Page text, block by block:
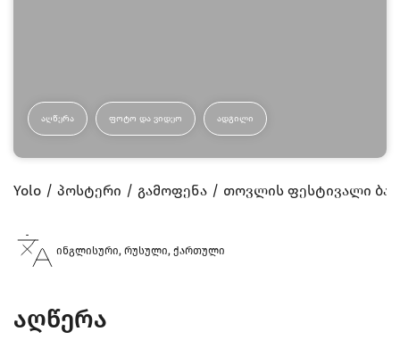
ᲐᲦᲬᲔᲠᲐ ᲤᲝᲢᲝ ᲓᲐ ᲕᲘᲓᲔᲝ ᲐᲓᲒᲘᲚᲘ
Yolo პოსტერი გამოფენა თოვლის ფესტივალი
ინგლისური, რუსული, ქართული
აღწერა